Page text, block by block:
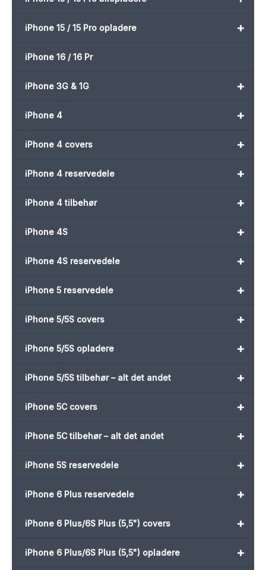
+
iPhone 15 / 15 Pro opladere
iPhone 16 / 16 Pr
+
iPhone 3G & 1G
+
iPhone 4
+
iPhone 4 covers
+
iPhone 4 reservedele
+
iPhone 4 tilbehør
+
iPhone 4S
+
iPhone 4S reservedele
+
iPhone 5 reservedele
+
iPhone 5/5S covers
+
iPhone 5/5S opladere
+
iPhone 5/5S tilbehør – alt det andet
+
iPhone 5C covers
+
iPhone 5C tilbehør – alt det andet
+
iPhone 5S reservedele
+
iPhone 6 Plus reservedele
+
iPhone 6 Plus/6S Plus (5,5") covers
+
iPhone 6 Plus/6S Plus (5,5") opladere